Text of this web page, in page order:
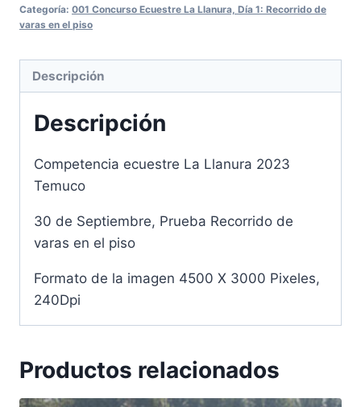
Categoría: 001 Concurso Ecuestre La Llanura, Día 1: Recorrido de
varas en el piso
Descripción
Descripción
Competencia ecuestre La Llanura 2023
Temuco
30 de Septiembre, Prueba Recorrido de
varas en el piso
Formato de la imagen 4500 X 3000 Pixeles,
240Dpi
Productos relacionados